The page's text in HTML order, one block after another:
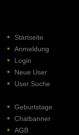
Startseite
Anmeldung
Login
Neue User
User Suche
Geburtstage
Chatbanner
AGB